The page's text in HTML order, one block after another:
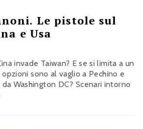
Le pistole sul
e Usa
invade Taiwan? E se si limita a un
sono al vaglio a Pechino e
Washington DC? Scenari intorno